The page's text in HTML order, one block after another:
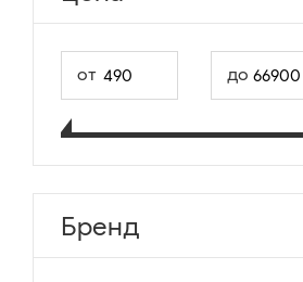
от до
Бренд